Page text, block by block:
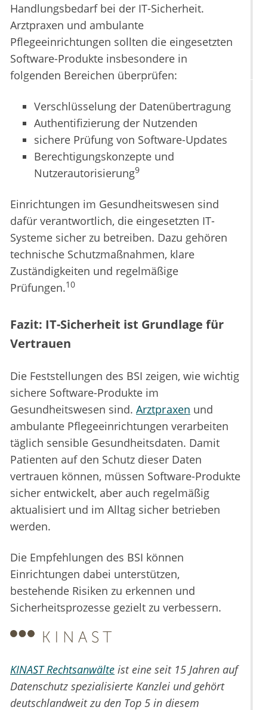
Handlungsbedarf bei der IT-Sicherheit.
Arztpraxen und ambulante
Pflegeeinrichtungen sollten die eingesetzten
Software-Produkte insbesondere in
folgenden Bereichen überprüfen:
Verschlüsselung der Datenübertragung
Authentifizierung der Nutzenden
sichere Prüfung von Software-Updates
Berechtigungskonzepte und
Nutzerautorisierung9
Einrichtungen im Gesundheitswesen sind
dafür verantwortlich, die eingesetzten IT-
Systeme sicher zu betreiben. Dazu gehören
technische Schutzmaßnahmen, klare
Zuständigkeiten und regelmäßige
Prüfungen.10
Fazit: IT-Sicherheit ist Grundlage für
Vertrauen
Die Feststellungen des BSI zeigen, wie wichtig
sichere Software-Produkte im
Gesundheitswesen sind. Arztpraxen und
ambulante Pflegeeinrichtungen verarbeiten
täglich sensible Gesundheitsdaten. Damit
Patienten auf den Schutz dieser Daten
vertrauen können, müssen Software-Produkte
sicher entwickelt, aber auch regelmäßig
aktualisiert und im Alltag sicher betrieben
werden.
Die Empfehlungen des BSI können
Einrichtungen dabei unterstützen,
bestehende Risiken zu erkennen und
Sicherheitsprozesse gezielt zu verbessern.
KINAST Rechtsanwälte ist eine seit 15 Jahren auf
Datenschutz spezialisierte Kanzlei und gehört
deutschlandweit zu den Top 5 in diesem